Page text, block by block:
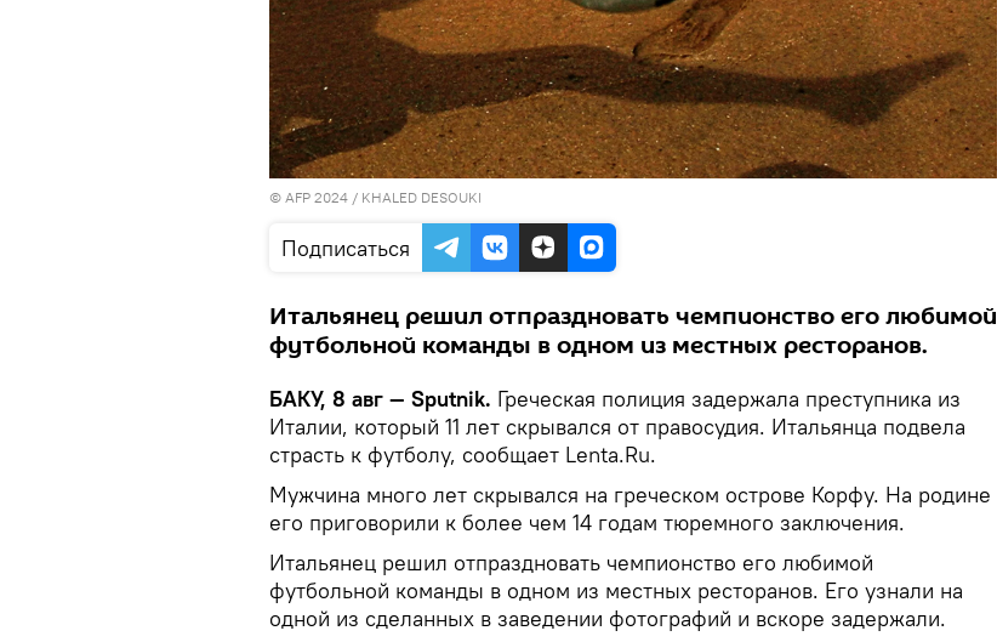
© AFP 2024 / KHALED DESOUKI
Подписаться
Итальянец решил отпраздновать чемпионство его любимой
футбольной команды в одном из местных ресторанов.
БАКУ, 8 авг — Sputnik. Греческая полиция задержала преступника из
Италии, который 11 лет скрывался от правосудия. Итальянца подвела
страсть к футболу, сообщает Lenta.Ru.
Мужчина много лет скрывался на греческом острове Корфу. На родине
его приговорили к более чем 14 годам тюремного заключения.
Итальянец решил отпраздновать чемпионство его любимой
футбольной команды в одном из местных ресторанов. Его узнали на
одной из сделанных в заведении фотографий и вскоре задержали.